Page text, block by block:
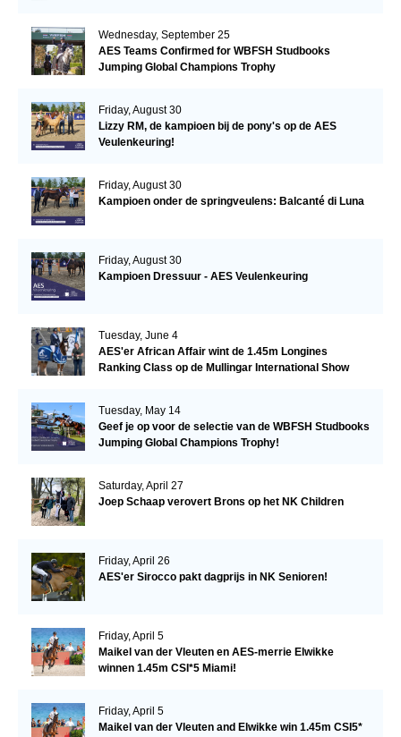
Wednesday, September 25
AES Teams Confirmed for WBFSH Studbooks
Jumping Global Champions Trophy
Friday, August 30
Lizzy RM, de kampioen bij de pony's op de AES
Veulenkeuring!
Friday, August 30
Kampioen onder de springveulens: Balcanté di Luna
Friday, August 30
Kampioen Dressuur - AES Veulenkeuring
Tuesday, June 4
AES'er African Affair wint de 1.45m Longines
Ranking Class op de Mullingar International Show
Tuesday, May 14
Geef je op voor de selectie van de WBFSH Studbooks
Jumping Global Champions Trophy!
Saturday, April 27
Joep Schaap verovert Brons op het NK Children
Friday, April 26
AES'er Sirocco pakt dagprijs in NK Senioren!
Friday, April 5
Maikel van der Vleuten en AES-merrie Elwikke
winnen 1.45m CSI*5 Miami!
Friday, April 5
Maikel van der Vleuten and Elwikke win 1.45m CSI5*